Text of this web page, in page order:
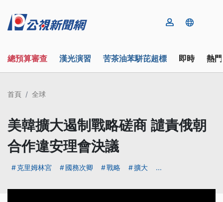
總預算審查 漢光演習 苦茶油苯駢芘超標 即時 熱
首頁 全球
美韓擴大遏制戰略磋商 譴責俄朝
合作違安理會決議
克里姆林宮 國務次卿 戰略 擴大 ...